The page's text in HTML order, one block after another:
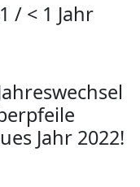
/ < 1 Jahr
Jahr 2022!